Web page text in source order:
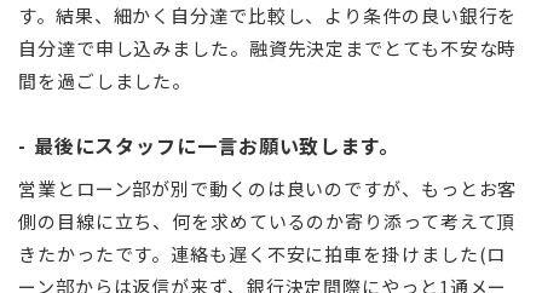
す。結果、細かく自分達で比較し、より条件の良い銀行を
自分達で申し込みました。融資先決定までとても不安な時
間を過ごしました。
最後にスタッフに一言お願い致します。
営業とローン部が別で動くのは良いのですが、もっとお客
側の目線に立ち、何を求めているのか寄り添って考えて頂
きたかったです。連絡も遅く不安に拍車を掛けました(ロ
ーン部からは返信が来ず、銀行決定間際にやっと1通メー